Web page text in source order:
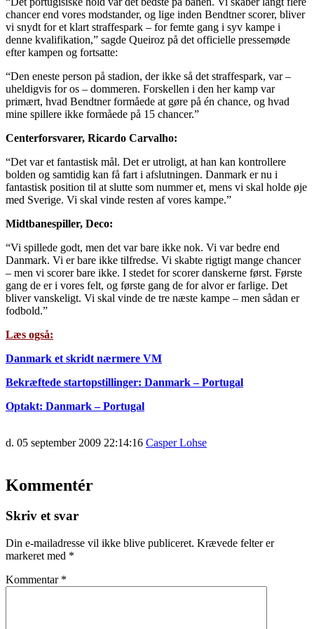
chancer end vores modstander, og lige inden Bendtner scorer, bliver
vi snydt for et klart straffespark – for femte gang i syv kampe i
denne kvalifikation,” sagde Queiroz på det officielle pressemøde
efter kampen og fortsatte:
“Den eneste person på stadion, der ikke så det straffespark, var –
uheldigvis for os – dommeren. Forskellen i den her kamp var
primært, hvad Bendtner formåede at gøre på én chance, og hvad
mine spillere ikke formåede på 15 chancer.”
Centerforsvarer, Ricardo Carvalho:
“Det var et fantastisk mål. Det er utroligt, at han kan kontrollere
bolden og samtidig kan få fart i afslutningen. Danmark er nu i
fantastisk position til at slutte som nummer et, mens vi skal holde øje
med Sverige. Vi skal vinde resten af vores kampe.”
Midtbanespiller, Deco:
“Vi spillede godt, men det var bare ikke nok. Vi var bedre end
Danmark. Vi er bare ikke tilfredse. Vi skabte rigtigt mange chancer
– men vi scorer bare ikke. I stedet for scorer danskerne først. Første
gang de er i vores felt, og første gang de for alvor er farlige. Det
bliver vanskeligt. Vi skal vinde de tre næste kampe – men sådan er
fodbold.”
Læs også:
Danmark et skridt nærmere VM
Bekræftede startopstillinger: Danmark – Portugal
Optakt: Danmark – Portugal
d. 05 september 2009 22:14:16 Casper Lohse
Kommentér
Skriv et svar
Din e-mailadresse vil ikke blive publiceret. Krævede felter er
markeret med *
Kommentar *